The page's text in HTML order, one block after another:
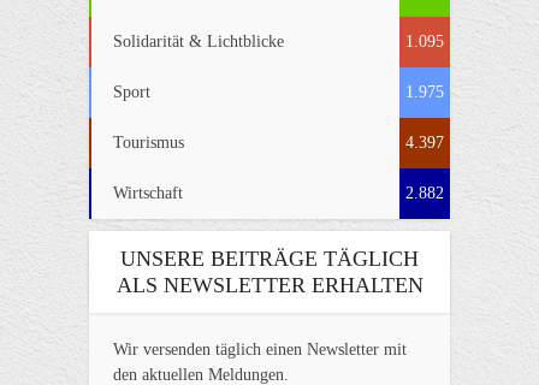
Solidarität & Lichtblicke 1.095
Sport 1.975
Tourismus 4.397
Wirtschaft 2.882
UNSERE BEITRÄGE TÄGLICH
ALS NEWSLETTER ERHALTEN
Wir versenden täglich einen Newsletter mit
den aktuellen Meldungen.